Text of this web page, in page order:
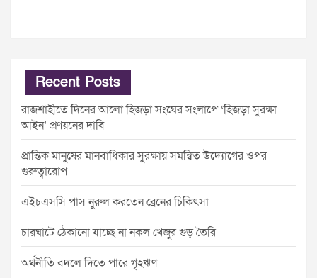
Recent Posts
রাজশাহীতে দিনের আলো হিজড়া সংঘের সংলাপে ‘হিজড়া সুরক্ষা
আইন’ প্রণয়নের দাবি
প্রান্তিক মানুষের মানবাধিকার সুরক্ষায় সমন্বিত উদ্যোগের ওপর
গুরুত্বারোপ
এইচএসসি পাস নুরুল করতেন ব্রেনের চিকিৎসা
চারঘাটে ঠেকানো যাচ্ছে না নকল খেজুর গুড় তৈরি
অর্থনীতি বদলে দিতে পারে গৃহঋণ